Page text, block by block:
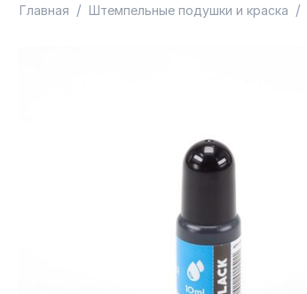
Главная / Штемпельные подушки и краска /